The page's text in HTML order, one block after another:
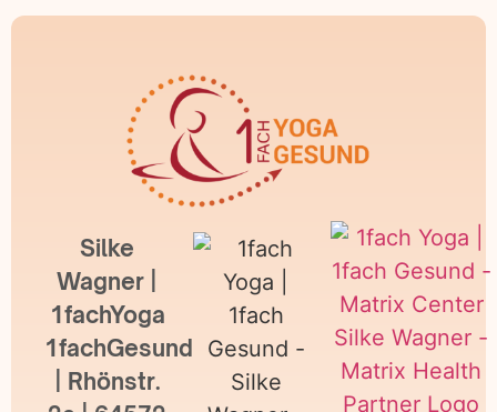
Silke
Wagner |
1fachYoga
1fachGesund
| Rhönstr.